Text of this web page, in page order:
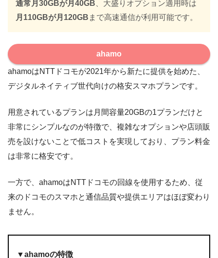
通常月30GBが月40GB 、大盛りオプション適用時は
月110GBが月120GB まで高速通信が利用可能です。
ahamo
ahamoはNTTドコモが2021年から新たに提供を始めた、
デジタルネイティブ世代向けの格安スマホプランです。
用意されているプランは月間容量20GBの1プランだけと
非常にシンプルなのが特徴で、複雑なオプションや店頭販
売を設けないことで低コストを実現しており、プラン料金
は非常に格安です。
一方で、ahamoはNTTドコモの回線を使用するため、従
来のドコモのスマホと通信品質や提供エリアはほぼ変わり
ません。
▼ahamoの特徴